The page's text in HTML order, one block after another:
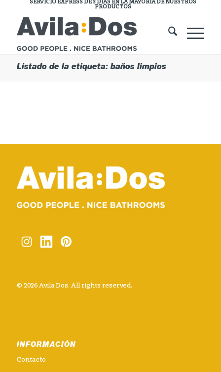
SERVICIO EXPRESS DE 3 DÍAS EN LA MAYORÍA DE NUESTROS
PRODUCTOS
Listado de la etiqueta: baños limpios
© 2026 Avila Dos. All rights reserved.
INFORMACIÓN
Contacto